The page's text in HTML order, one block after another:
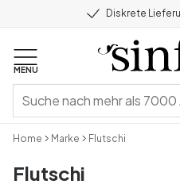
Diskrete
MENU
Home Marke Flutschi
Flutschi